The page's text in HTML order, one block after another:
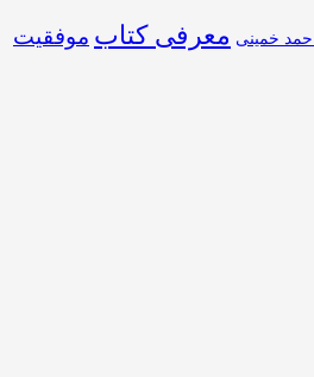
خمینی معرفی کتاب موفقیت